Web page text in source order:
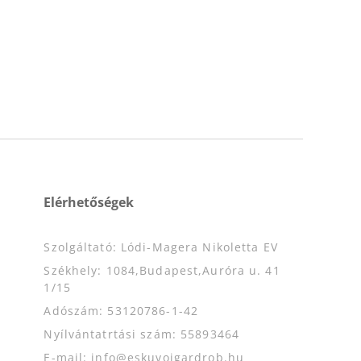
Elérhetőségek
Szolgáltató: Lódi-Magera Nikoletta EV
Székhely: 1084,Budapest,Auróra u. 41
1/15
Adószám: 53120786-1-42
Nyílvántatrtási szám: 55893464
E-mail: info@eskuvoigardrob.hu